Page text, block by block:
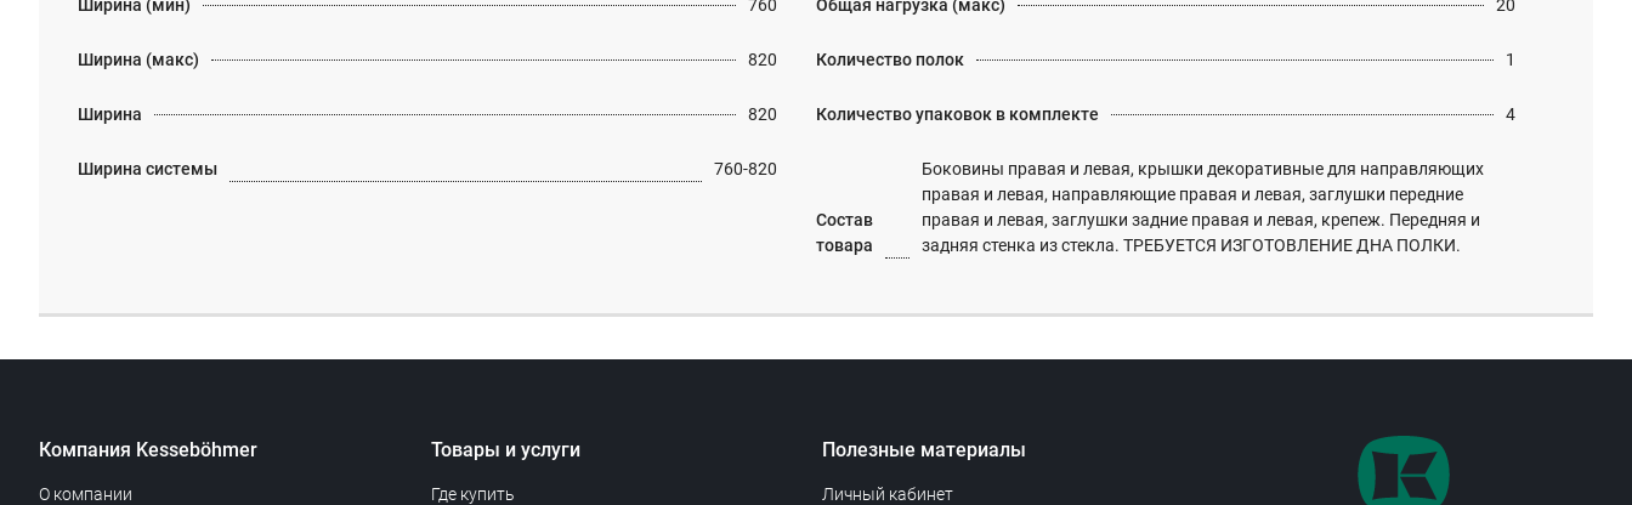
Ширина (мин) 760
Ширина (макс) 820
Ширина 820
Ширина системы 760-820
Общая нагрузка (макс) 20
Количество полок 1
Количество упаковок в комплекте 4
Состав
товара
Боковины правая и левая, крышки декоративные для направляющих
правая и левая, направляющие правая и левая, заглушки передние
правая и левая, заглушки задние правая и левая, крепеж. Передняя и
задняя стенка из стекла. ТРЕБУЕТСЯ ИЗГОТОВЛЕНИЕ ДНА ПОЛКИ.
Компания Kesseböhmer
О компании
Товары и услуги
Где купить
Полезные материалы
Личный кабинет